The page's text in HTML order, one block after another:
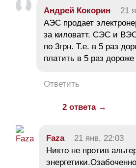
Андрей Кокорин 21
АЭС продает
за киловатт. СЭС и
по 3грн. Т.е. в 5 раз
платить в 5 раз
Ответить
2 ответа →
Faza 21 янв, 22:03
Никто не против